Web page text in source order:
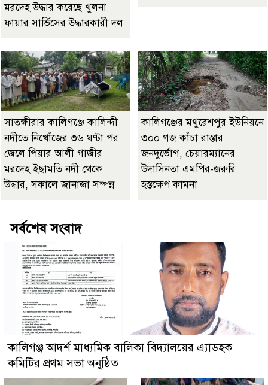
মরদেহ উদ্ধার করেছে খুলনা
ফায়ার সার্ভিসের উদ্ধারকারী দল
সাতক্ষীরার কালিগঞ্জে কালিন্দী
নদীতে নিখোঁজের ৩৬ ঘণ্টা পর
জেলে পিয়ার আলী গাজীর
মরদেহ ইছাম‌তি নদী থে‌কে
উদ্ধার, সকালে জানাজা সম্পন্ন
কালিগঞ্জের মথুরেশপুর ইউনিয়নে
৩০০ গজ কাঁচা রাস্তার
জনদুর্ভোগ, চেয়ারম্যানের
উদাসিনতা এমপির-জরুরি
হস্তক্ষেপ কামনা
সর্বশেষ সংবাদ
কালিগঞ্জ আদর্শ মাধ্যমিক বালিকা বিদ্যালয়ের এ্যাডহক
কমিটির প্রথম সভা অনুষ্ঠিত